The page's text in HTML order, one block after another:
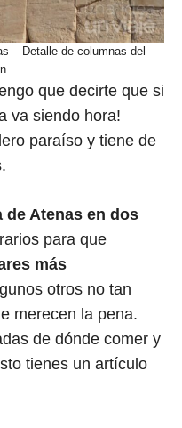
– Detalle de columnas del
que decirte que si
va siendo hora!
paraíso y tiene de
de Atenas en dos
para que
más
otros no tan
merecen la pena.
de dónde comer y
tienes un artículo